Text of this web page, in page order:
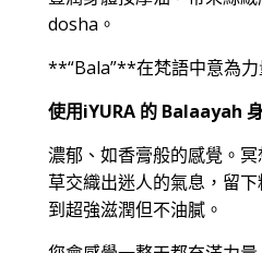
dosha。
**“Bala”**在梵語中意為力
使用iYURA 的 Balaayah
濃郁、如香膏般的感覺。
草交織出迷人的氣息，留
到超強滋潤但不油膩。